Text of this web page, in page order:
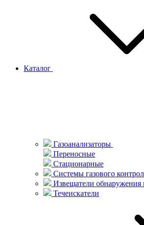
Каталог
Газоанализаторы
Переносные
Стационарные
Системы газового
Извещатели обнаружения
Течеискатели